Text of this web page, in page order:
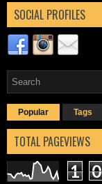
SOCIAL PROFILES
Popular Tags
TOTAL PAGEVIEWS
1 0